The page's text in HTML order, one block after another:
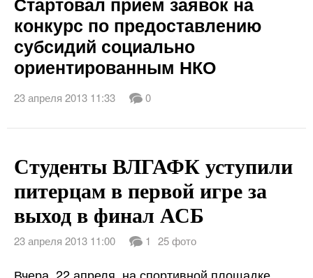
конкурс по предоставлению
субсидий социально
ориентированным НКО
23 апреля 2013 11:33 0
Студенты ВЛГАФК уступили
питерцам в первой игре за
выход в финал АСБ
23 апреля 2013 11:00 1 25 фото